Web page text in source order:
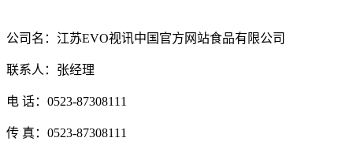
公司名：江苏EVO视讯中国官方网站食品有限公司
联系人：张经理
电 话：0523-87308111
传 真：0523-87308111